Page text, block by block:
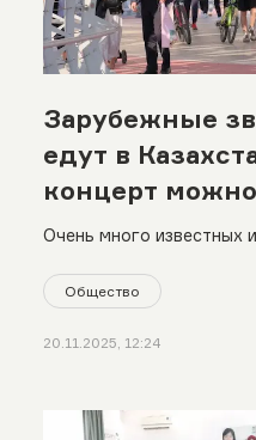
Зарубежные
едут в
концерт
Очень много известных
Общество
20.11.2025, 12:24